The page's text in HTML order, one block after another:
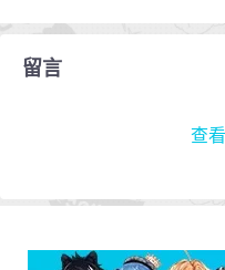
留言
查